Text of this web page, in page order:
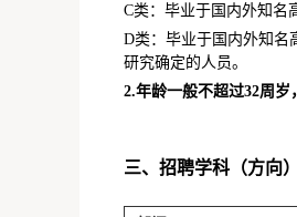
C类：毕业于国内外知名
D类：毕业于国内外知名
研究确定的人员。
2.年龄一般不超过32周
三、招聘学科（方向